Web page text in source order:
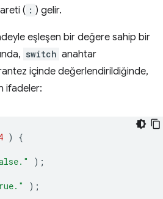
( : ) gelir.
eşleşen bir değere sahip bir
switch anahtar
içinde değerlendirildiğinde,
ifadeler:
)
{
);
);